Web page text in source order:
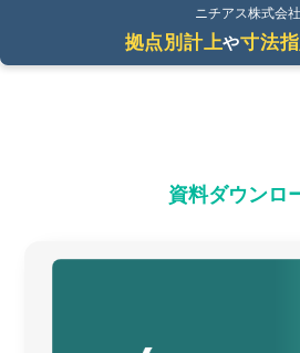
ニチアス株式会社
拠点別計上や寸法
資料ダウンロ